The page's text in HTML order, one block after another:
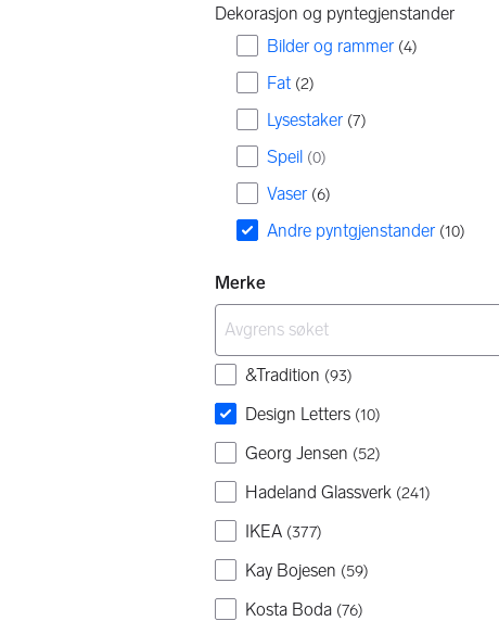
Dekorasjon og pyntegjenstander
Bilder og rammer (4)
Fat (2)
Lysestaker (7)
Speil (0)
Vaser (6)
Andre pyntgjenstander (10)
Merke
&Tradition (93)
Design Letters (10)
Georg Jensen (52)
Hadeland Glassverk (241)
IKEA (377)
Kay Bojesen (59)
Kosta Boda (76)